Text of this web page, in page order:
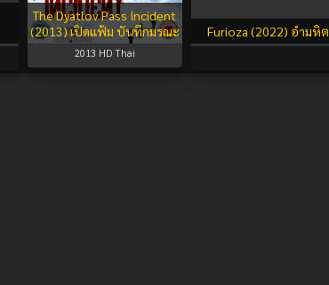
The Dyatlov Pass Incident
(2013) เปิดแฟ้ม บันทึกมรณะ
2013 HD Thai
Furioza (2022) อำมหิต